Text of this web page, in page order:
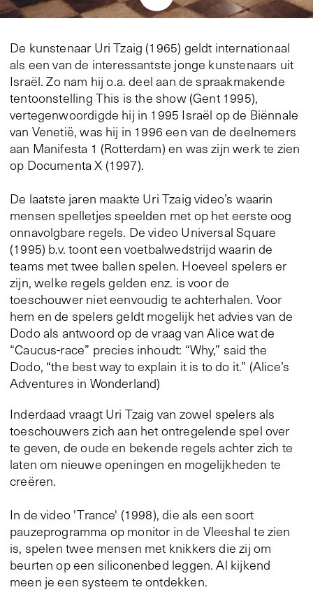
De kunstenaar Uri Tzaig (1965) geldt internationaal
als een van de interessantste jonge kunstenaars uit
Israël. Zo nam hij o.a. deel aan de spraakmakende
tentoonstelling This is the show (Gent 1995),
vertegenwoordigde hij in 1995 Israël op de Biënnale
van Venetië, was hij in 1996 een van de deelnemers
aan Manifesta 1 (Rotterdam) en was zijn werk te zien
op Documenta X (1997).
De laatste jaren maakte Uri Tzaig video’s waarin
mensen spelletjes speelden met op het eerste oog
onnavolgbare regels. De video Universal Square
(1995) b.v. toont een voetbalwedstrijd waarin de
teams met twee ballen spelen. Hoeveel spelers er
zijn, welke regels gelden enz. is voor de
toeschouwer niet eenvoudig te achterhalen. Voor
hem en de spelers geldt mogelijk het advies van de
Dodo als antwoord op de vraag van Alice wat de
“Caucus-race” precies inhoudt: “Why,” said the
Dodo, “the best way to explain it is to do it.” (Alice’s
Adventures in Wonderland)
Inderdaad vraagt Uri Tzaig van zowel spelers als
toeschouwers zich aan het ontregelende spel over
te geven, de oude en bekende regels achter zich te
laten om nieuwe openingen en mogelijkheden te
creëren.
In de video 'Trance' (1998), die als een soort
pauzeprogramma op monitor in de Vleeshal te zien
is, spelen twee mensen met knikkers die zij om
beurten op een siliconenbed leggen. Al kijkend
meen je een systeem te ontdekken.